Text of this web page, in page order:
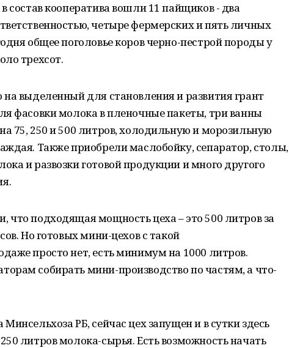
состав кооператива вошли 11 пайщиков - два
четыре фермерских и пять личных
общее поголовье коров черно-пестрой породы у
трехсот.
выделенный для становления и развития грант
фасовки молока в пленочные пакеты, три ванны
75, 250 и 500 литров, холодильную и морозильную
Также приобрели маслобойку, сепаратор, столы,
и развозки готовой продукции и много другого
что подходящая мощность цеха – это 500 литров за
Но готовых мини-цехов с такой
просто нет, есть минимум на 1000 литров.
собирать мини-производство по частям, а что-
РБ, сейчас цех запущен и в сутки здесь
литров молока-сырья. Есть возможность начать